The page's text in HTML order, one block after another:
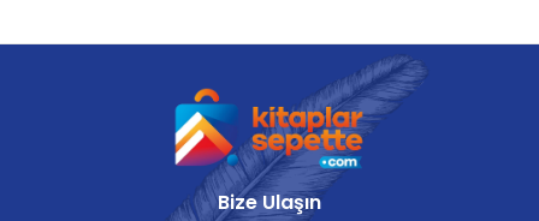
Bize Ulaşın